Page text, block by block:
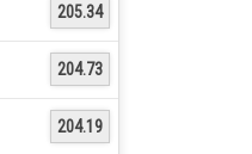
205.34
204.73
204.19